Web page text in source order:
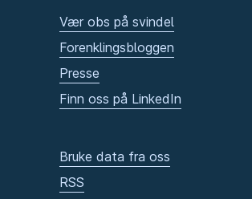
Vær obs på svindel
Forenklingsbloggen
Presse
Finn oss på LinkedIn
Bruke data fra oss
RSS